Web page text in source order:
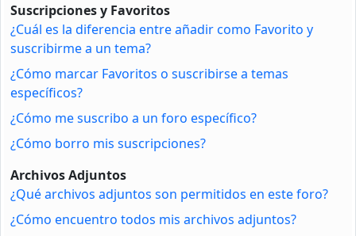
Suscripciones y Favoritos
¿Cuál es la diferencia entre añadir como Favorito y
suscribirme a un tema?
¿Cómo marcar Favoritos o suscribirse a temas
específicos?
¿Cómo me suscribo a un foro específico?
¿Cómo borro mis suscripciones?
Archivos Adjuntos
¿Qué archivos adjuntos son permitidos en este foro?
¿Cómo encuentro todos mis archivos adjuntos?